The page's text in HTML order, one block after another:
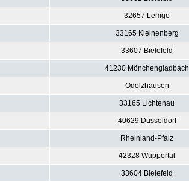
32657 Lemgo
33165 Kleinenberg
33607 Bielefeld
41230 Mönchengladbach
Odelzhausen
33165 Lichtenau
40629 Düsseldorf
Rheinland-Pfalz
42328 Wuppertal
33604 Bielefeld